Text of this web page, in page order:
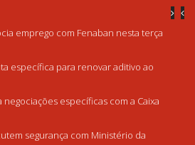
emprego com Fenaban nesta terça
específica para renovar aditivo ao
específicas com a Caixa
segurança com Ministério da